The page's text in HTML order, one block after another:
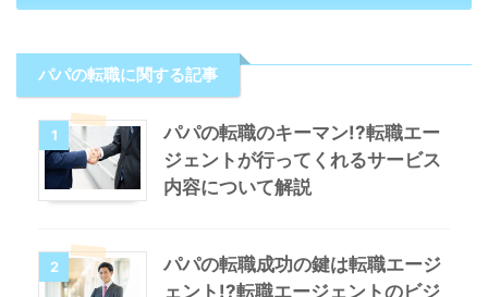
パパの転職に関する記事
1
パパの転職のキーマン!?転職エー
ジェントが行ってくれるサービス
内容について解説
2
パパの転職成功の鍵は転職エージ
ェント!?転職エージェントのビジ